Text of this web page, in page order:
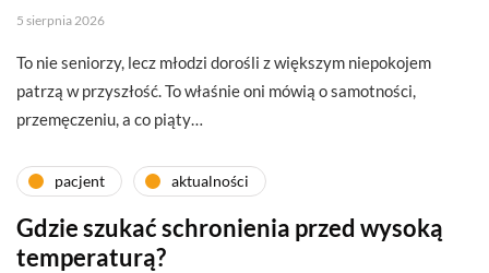
5 sierpnia 2026
To nie seniorzy, lecz młodzi dorośli z większym niepokojem
patrzą w przyszłość. To właśnie oni mówią o samotności,
przemęczeniu, a co piąty…
pacjent aktualności
Gdzie szukać schronienia przed wysoką
temperaturą?